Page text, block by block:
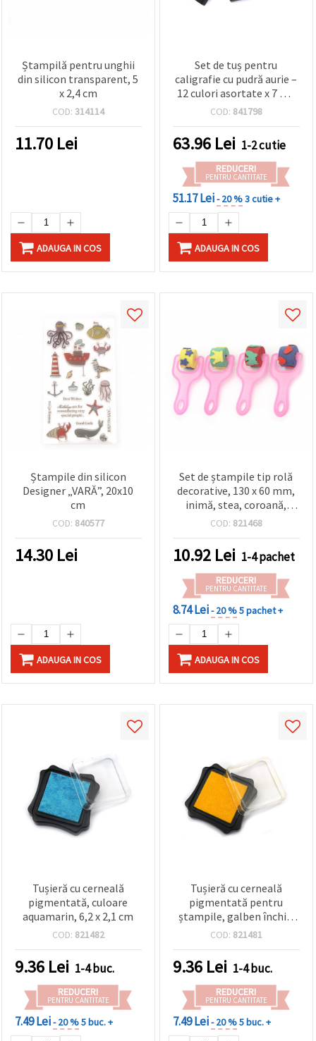
Ștampilă pentru unghii
din silicon transparent, 5
x 2,4 cm
COD: 314114
11.70 Lei
ADAUGA IN COS
Set de tuș pentru
caligrafie cu pudră aurie –
12 culori asortate x 7 ml,
în cutie
COD: 841798
63.96 Lei 1-2 cutie
REDUCERI
PENTRU CANTITATE
51.17 Lei- 20 %3 cutie +
ADAUGA IN COS
Ștampile din silicon
Designer „VARĂ”, 20x10
cm
COD: 840577
14.30 Lei
ADAUGA IN COS
Set de ștampile tip rolă
decorative, 130 x 60 mm,
inimă, stea, coroană,
fluture - 4 buc.
COD: 821468
10.92 Lei 1-4 pachet
REDUCERI
PENTRU CANTITATE
8.74 Lei- 20 %5 pachet +
ADAUGA IN COS
Tușieră cu cerneală
pigmentată, culoare
aquamarin, 6,2 x 2,1 cm
COD: 821482
9.36 Lei 1-4 buc.
REDUCERI
PENTRU CANTITATE
7.49 Lei- 20 %5 buc. +
Tușieră cu cerneală
pigmentată pentru
ștampile, galben închis,
6.2 x 2.1 cm
COD: 821481
9.36 Lei 1-4 buc.
REDUCERI
PENTRU CANTITATE
7.49 Lei- 20 %5 buc. +